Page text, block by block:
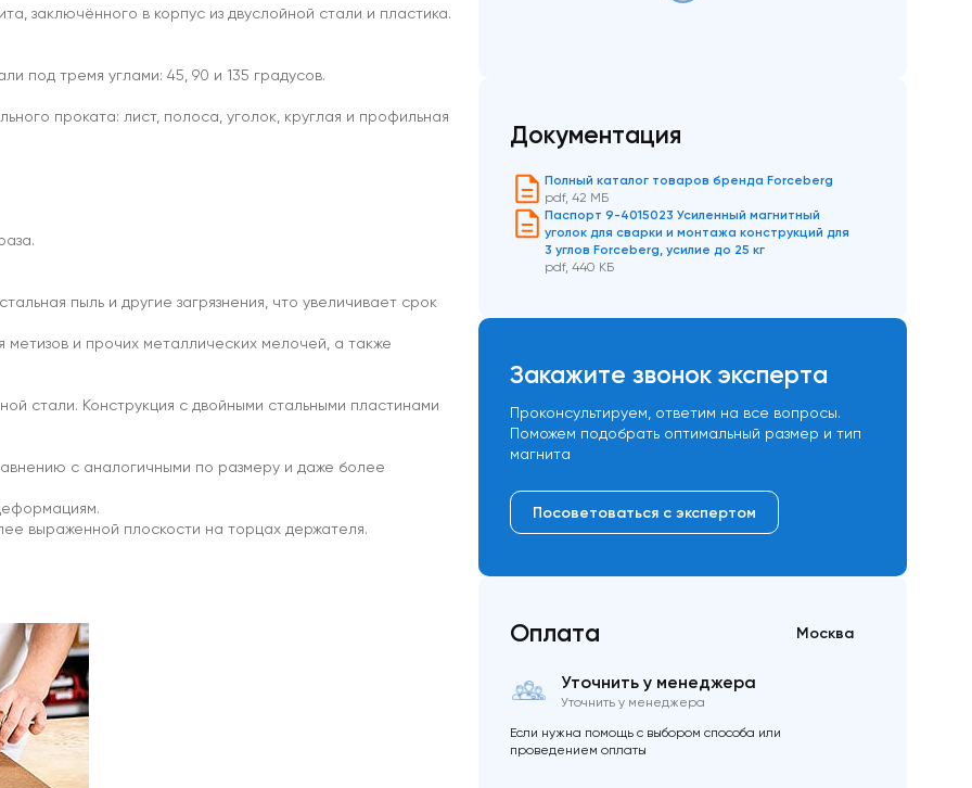
заключённого в корпус из двуслойной стали и пластика.
под тремя углами: 45, 90 и 135 градусов.
проката: лист, полоса, уголок, круглая и профильная
пыль и другие загрязнения, что увеличивает срок
и прочих металлических мелочей, а также
стали. Конструкция с двойными стальными пластинами
с аналогичными по размеру и даже более
выраженной плоскости на торцах держателя.
Документация
Полный каталог товаров бренда Forceberg
pdf,42 МБ
Паспорт 9-4015023 Усиленный магнитный
уголок для сварки и монтажа конструкций для
3 углов Forceberg, усилие до 25 кг
pdf,440 КБ
Закажите звонок эксперта
Проконсультируем, ответим на все вопросы.
Поможем подобрать оптимальный размер и тип
магнита
Посоветоваться с экспертом
Оплата Москва
Уточнить у менеджера
Уточнить у менеджера
Если нужна помощь с выбором способа или
проведением оплаты